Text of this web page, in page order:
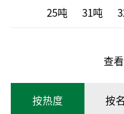
25吨 31吨
查
按热度 按